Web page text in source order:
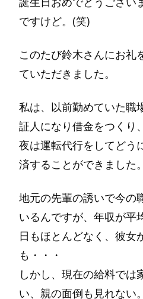
ですけど。(笑)
このたび鈴木さんにお礼
ていただきました。
私は、以前勤めていた職
証人になり借金をつくり
夜は運転代行をしてどう
済することができました。
地元の先輩の誘いで今の
いるんですが、年収が平
日もほとんどなく、彼女
も・・・
しかし、現在の給料では
い、親の面倒も見れない。